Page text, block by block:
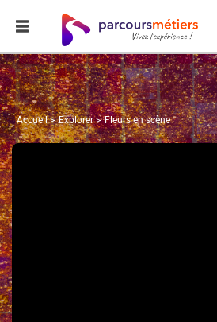
Accueil Explorer Fleurs en scène